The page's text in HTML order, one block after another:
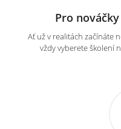
Pro
Ať už v realitách začínáte
vždy vyberete školení